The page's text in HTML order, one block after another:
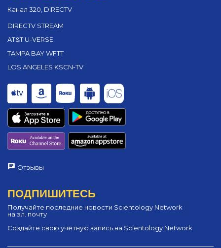
Канал 320, DIRECTV
DIRECTV STREAM
AT&T U-VERSE
TAMPA BAY WFTT
LOS ANGELES KSCN-TV
Отзывы
ПОДПИШИТЕСЬ
Получайте последние новости Scientology Network
на эл. почту
Создайте свою учётную запись на Scientology Network